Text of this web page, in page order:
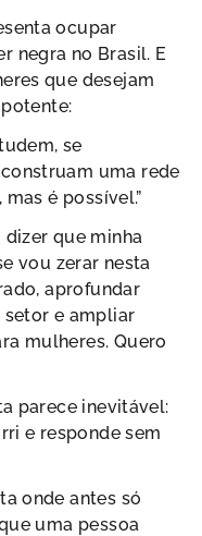
ocupar
negra no Brasil. E
que desejam
se
uma rede
é possível.”
dizer que minha
vou zerar nesta
aprofundar
e ampliar
mulheres. Quero
parece inevitável:
e responde sem
onde antes só
uma pessoa